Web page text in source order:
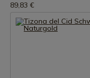
89,83 €